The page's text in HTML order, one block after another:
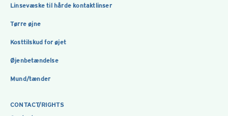
Linsevæske til hårde kontaktlinser
Tørre øjne
Kosttilskud for øjet
Øjenbetændelse
Mund/tænder
CONTACT/RIGHTS